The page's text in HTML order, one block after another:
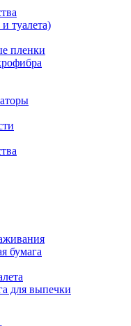
туалета)
пленки
бумага
для выпечки